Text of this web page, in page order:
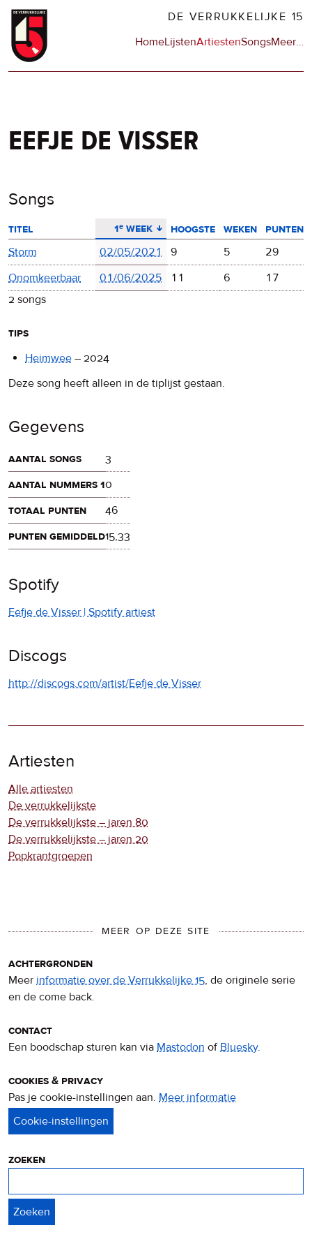
Overslaan
naar
DE VERRUKKELIJKE 15
Hoofdnavigatie
HomeLijstenArtiestenSongsMeerop
…
eefje de visser
Songs
titel 1ᵉ week
aflopend sorteren hoogste weken
punten
Storm
02/05/2021 9 5
29
Onomkeerbaar
01/06/2025 11 6
17
2 songs
tips
Heimwee – 2024
Deze song heeft alleen in de tiplijst gestaan.
Gegevens
aantal songs
3
aantal nummers 10
totaal punten
46
punten gemiddeld15,33
Spotify
Eefje de Visser | Spotify artiest
Discogs
http://discogs.com/artist/Eefje de Visser
Artiesten
Alle artiesten
De verrukkelijkste
De verrukkelijkste – jaren 80
De verrukkelijkste – jaren 20
Popkrantgroepen
MEER OP DEZE SITE
achtergronden
Meer informatie over de Verrukkelijke 15, de originele serie
en de come back.
contact
Een boodschap sturen kan via Mastodon ofBluesky.
cookies & privacy
Pas je cookie-instellingen aan. Meer informatie
zoeken